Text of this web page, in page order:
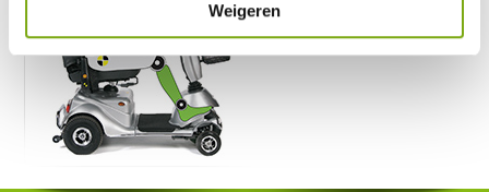
Weigeren